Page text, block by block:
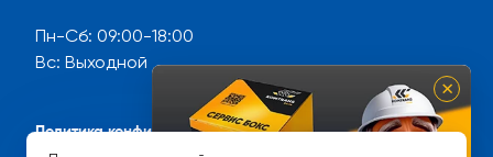
Пн-Сб: 09:00-18:00
Вс: Выходной
Политика конфиденциальности
×